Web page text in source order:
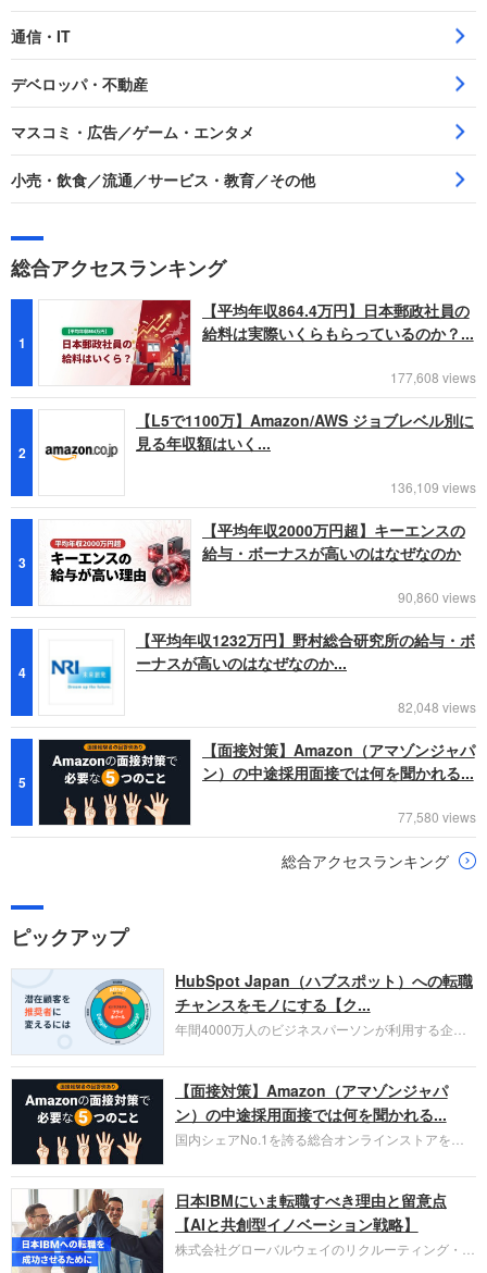
通信・IT
デベロッパ・不動産
マスコミ・広告／ゲーム・エンタメ
小売・飲食／流通／サービス・教育／その他
総合アクセスランキング
1
【平均年収864.4万円】日本郵政社員の
給料は実際いくらもらっているのか？...
177,608 views
2
【L5で1100万】Amazon/AWS ジョブレベル別に
見る年収額はいく...
136,109 views
3
【平均年収2000万円超】キーエンスの
給与・ボーナスが高いのはなぜなのか
90,860 views
4
【平均年収1232万円】野村総合研究所の給与・ボ
ーナスが高いのはなぜなのか...
82,048 views
5
【面接対策】Amazon（アマゾンジャパ
ン）の中途採用面接では何を聞かれる...
77,580 views
総合アクセスランキング
ピックアップ
HubSpot Japan（ハブスポット）への転職
チャンスをモノにする【ク...
年間4000万人のビジネスパーソンが利用する企業
お勧めするイチオシ企業をご紹介します。今回はク
ラウド型CRMプラットフォームを提供する
HubSpot Japan（ハブスポット・ジャパン）株式会
社です。採用面接対策の企業研究にご活用くださ
い。
【面接対策】Amazon（アマゾンジャパ
ン）の中途採用面接では何を聞かれる...
国内シェアNo.1を誇る総合オンラインストアを運
圧倒的な存在感を持つAmazon。中途採用面接では
過去の具体的な業務成果やリーダーシップの発揮、
失敗からの学びが重視され、人間性やカルチャーフ
ィットも評価対象となり、長期的に成長できる仲間
であるかを多角的に審査されます。
日本IBMにいま転職すべき理由と留意点
【AIと共創型イノベーション戦略】
株式会社グローバルウェイのリクルーティング・パ